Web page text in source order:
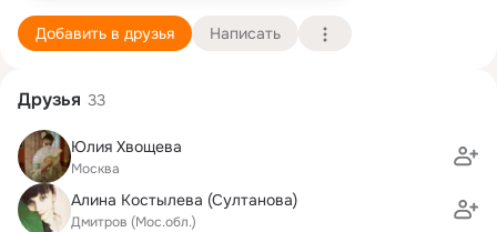
Добавить в друзья Написать
Друзья 33
Юлия Хвощева
Москва
Алина Костылева (Султанова)
Дмитров (Мос.обл.)